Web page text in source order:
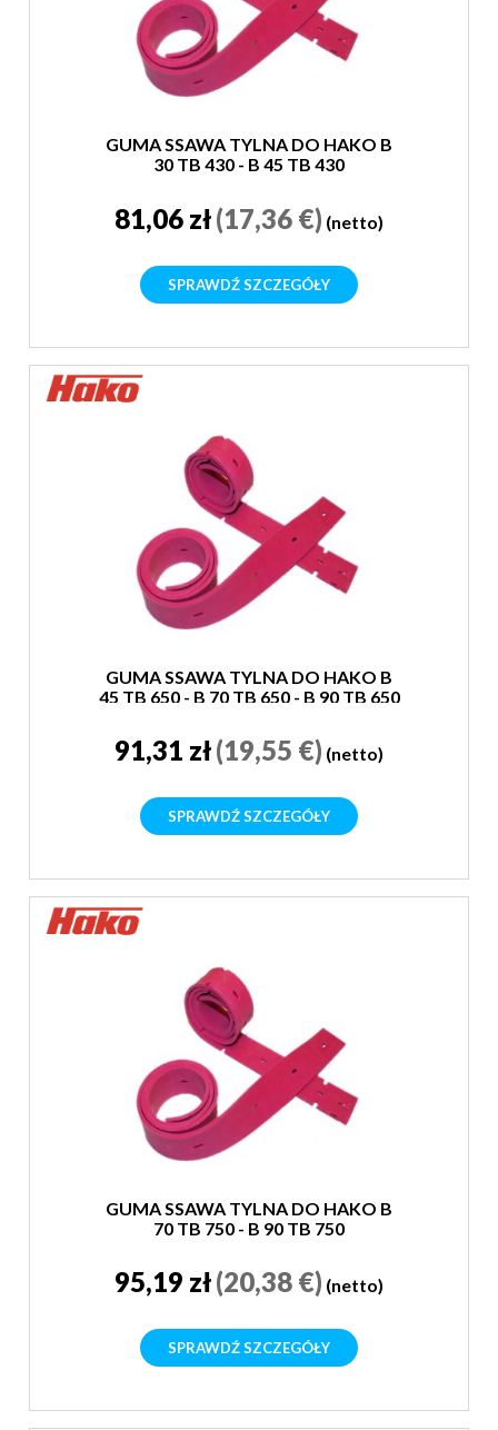
GUMA SSAWA TYLNA DO HAKO B
30 TB 430 - B 45 TB 430
81,06 zł(17,36 €) (netto)
SPRAWDŹ SZCZEGÓŁY
GUMA SSAWA TYLNA DO HAKO B
45 TB 650 - B 70 TB 650 - B 90 TB 650
91,31 zł(19,55 €) (netto)
SPRAWDŹ SZCZEGÓŁY
GUMA SSAWA TYLNA DO HAKO B
70 TB 750 - B 90 TB 750
95,19 zł(20,38 €) (netto)
SPRAWDŹ SZCZEGÓŁY